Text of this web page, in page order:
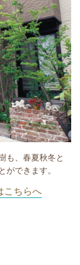
も、春夏秋冬と
ができます。
こちらへ